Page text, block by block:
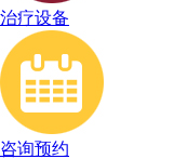
治疗设备
咨询预约